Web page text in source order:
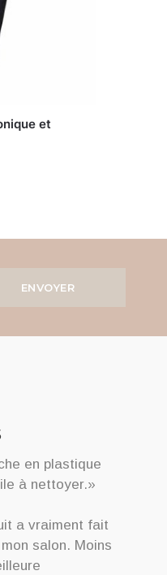
et
ENVOYER
en plastique
à nettoyer.»
a vraiment fait
salon. Moins